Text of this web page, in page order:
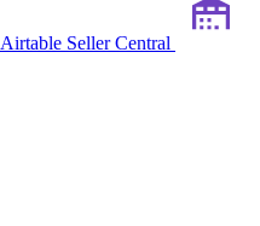
Airtable Seller Central